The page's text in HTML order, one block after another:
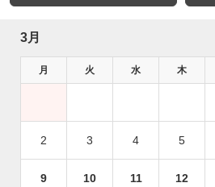
3月
月 火 水 木
2 3 4 5
9 10 11 12